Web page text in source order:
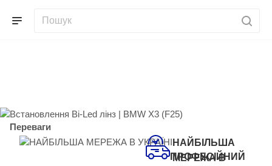
Переваги
НАЙБІЛЬША
МЕРЕЖА В
ПРОФЕСІЙНИЙ